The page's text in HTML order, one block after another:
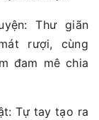
Thư giãn
rượi, cùng
đam mê chia
Tự tay tạo ra